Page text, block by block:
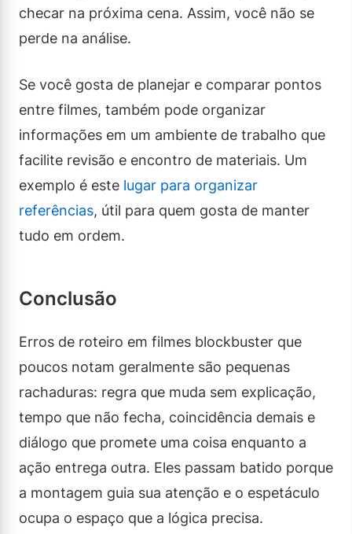
checar na próxima cena. Assim, você não se
perde na análise.
Se você gosta de planejar e comparar pontos
entre filmes, também pode organizar
informações em um ambiente de trabalho que
facilite revisão e encontro de materiais. Um
exemplo é este lugar para organizar
referências, útil para quem gosta de manter
tudo em ordem.
Conclusão
Erros de roteiro em filmes blockbuster que
poucos notam geralmente são pequenas
rachaduras: regra que muda sem explicação,
tempo que não fecha, coincidência demais e
diálogo que promete uma coisa enquanto a
ação entrega outra. Eles passam batido porque
a montagem guia sua atenção e o espetáculo
ocupa o espaço que a lógica precisa.